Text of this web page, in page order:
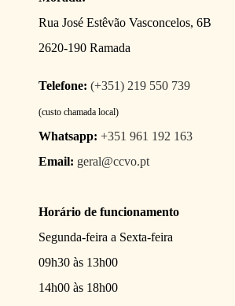
Rua José Estêvão Vasconcelos, 6B
2620-190 Ramada
Telefone: (+351) 219 550 739
(custo chamada local)
Whatsapp: +351 961 192 163
Email: geral@ccvo.pt
Horário de funcionamento
Segunda-feira a Sexta-feira
09h30 às 13h00
14h00 às 18h00